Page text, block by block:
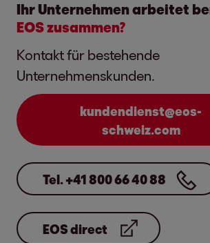
Ihr Unternehmen arbeitet
EOS zusammen?
Kontakt für bestehende
Unternehmenskunden.
kundendienst@eos-
schweiz.com
Tel. +41 800 66 40 88
EOS direct